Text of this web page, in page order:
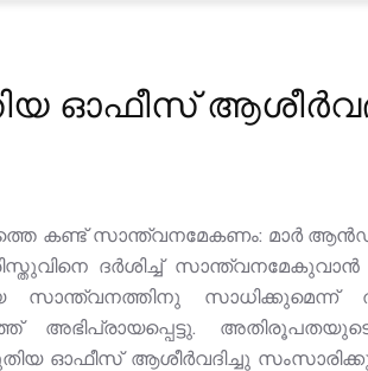
ഓഫീസ്
കണ്ട് സാന്ത്വനമേകണം: മാര്‍
ദര്‍ശിച്ച്
സാന്ത്വനത്തിനു
ഓഫീസ് ആശീര്‍വദിച്ചു